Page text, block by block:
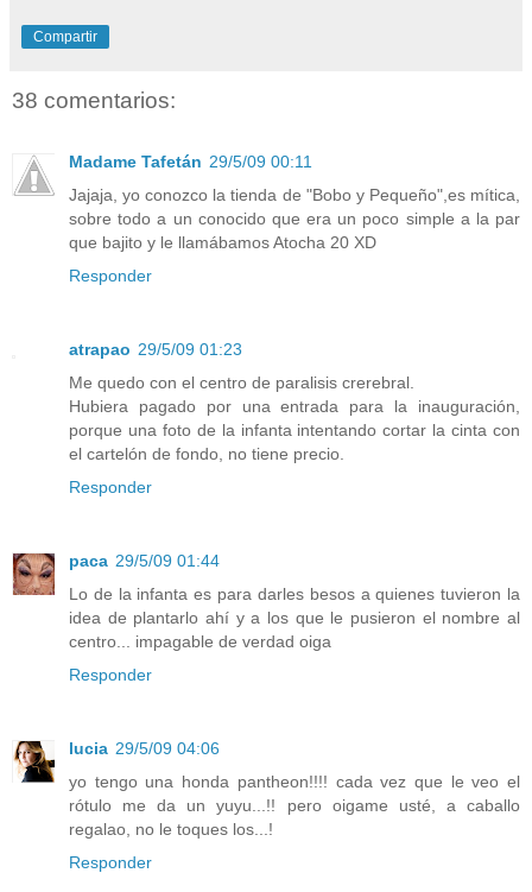
Compartir
38 comentarios:
Madame Tafetán 29/5/09 00:11
Jajaja, yo conozco la tienda de "Bobo y Pequeño",es mítica,
sobre todo a un conocido que era un poco simple a la par
que bajito y le llamábamos Atocha 20 XD
Responder
atrapao 29/5/09 01:23
Me quedo con el centro de paralisis crerebral.
Hubiera pagado por una entrada para la inauguración,
porque una foto de la infanta intentando cortar la cinta con
el cartelón de fondo, no tiene precio.
Responder
paca 29/5/09 01:44
Lo de la infanta es para darles besos a quienes tuvieron la
idea de plantarlo ahí y a los que le pusieron el nombre al
centro... impagable de verdad oiga
Responder
lucia 29/5/09 04:06
yo tengo una honda pantheon!!!! cada vez que le veo el
rótulo me da un yuyu...!! pero oigame usté, a caballo
regalao, no le toques los...!
Responder